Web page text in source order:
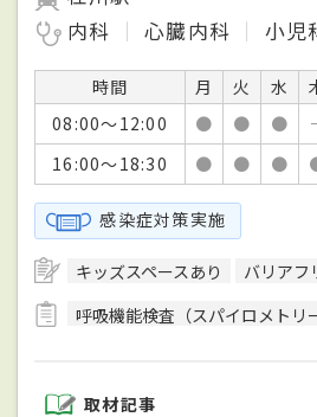
内科
心臓内科 小児
時間 月 火 水
08:00～12:00
● ● ●
16:00～18:30
● ● ●
感染症対策実施
キッズスペースあり バリアフ
呼吸機能検査（スパイロメトリ
取材記事